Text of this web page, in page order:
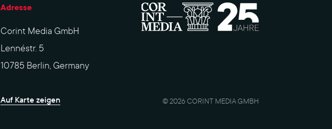
Adresse
Corint Media GmbH
Lennéstr. 5
10785 Berlin, Germany
Auf Karte zeigen © 2026 CORINT MEDIA GMBH